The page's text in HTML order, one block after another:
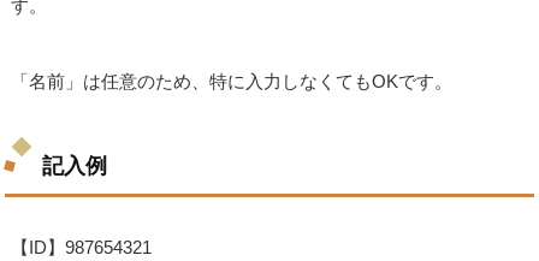
す。
「名前」は任意のため、特に入力しなくてもOKです。
記入例
【ID】987654321